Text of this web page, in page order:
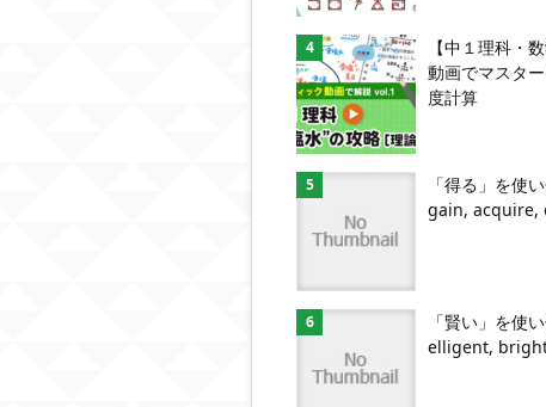
【中１理科・
動画でマスタ
度計算
「得る」を使
gain, acquire,
「賢い」を使
elligent,